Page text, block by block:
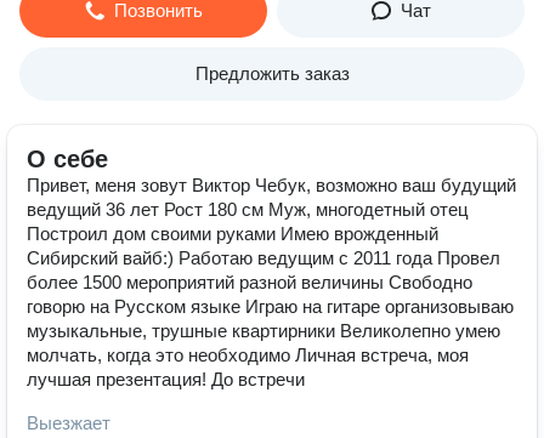
Позвонить Чат
Предложить заказ
О себе
Привет, меня зовут Виктор Чебук, возможно ваш будущий
ведущий 36 лет Рост 180 см Муж, многодетный отец
Построил дом своими руками Имею врожденный
Сибирский вайб:) Работаю ведущим с 2011 года Провел
более 1500 мероприятий разной величины Свободно
говорю на Русском языке Играю на гитаре организовываю
музыкальные, трушные квартирники Великолепно умею
молчать, когда это необходимо Личная встреча, моя
лучшая презентация! До встречи
Выезжает